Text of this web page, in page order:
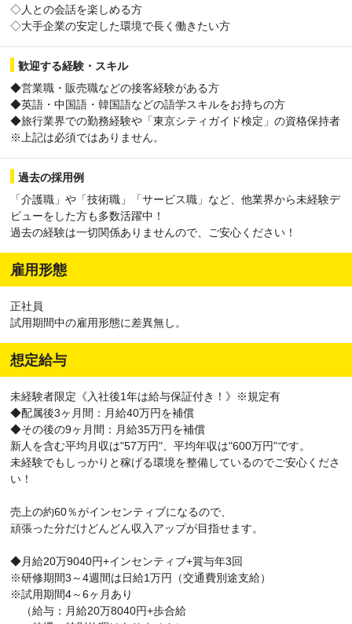
◇人との会話を楽しめる方
◇大手企業の安定した環境で長く働きたい方
歓迎する経験・スキル
◆営業職・販売職などの接客経験がある方
◆英語・中国語・韓国語などの語学スキルをお持ちの方
◆旅行業界での勤務経験や「東京シティガイド検定」の資格保持者
※上記は必須ではありません。
過去の採用例
「介護職」や「技術職」「サービス職」など、他業界から未経験デ
ビューをした方も多数活躍中！
過去の経験は一切関係ありませんので、ご安心ください！
雇用形態
正社員
試用期間中の雇用形態に差異無し。
想定給与
未経験者限定《入社後1年は給与保証付き！》※規定有
◆配属後3ヶ月間：月給40万円を補償
◆その後の9ヶ月間：月給35万円を補償
新人を含む平均月収は"57万円"、平均年収は"600万円"です。
未経験でもしっかりと稼げる環境を整備しているのでご安心くださ
い！
売上の約60％がインセンティブになるので、
頑張った分だけどんどん収入アップが目指せます。
◆月給20万9040円+インセンティブ+賞与年3回
※研修期間3～4週間は日給1万円（交通費別途支給）
※試用期間4～6ヶ月あり
（給与：月給20万8040円+歩合給